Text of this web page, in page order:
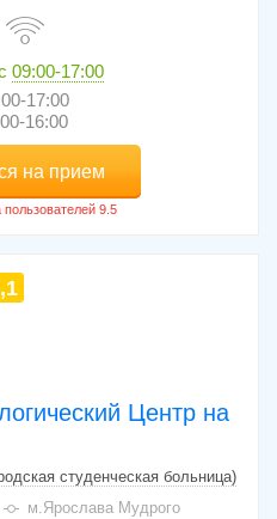
09:00-17:00
17:00
16:00
на прием
Центр на
студенческая больница)
м.Ярослава Мудрого